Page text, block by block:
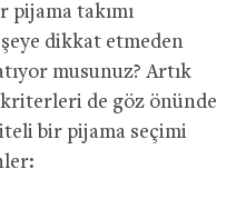
takımı
dikkat etmeden
musunuz? Artık
de göz önünde
bir pijama seçimi